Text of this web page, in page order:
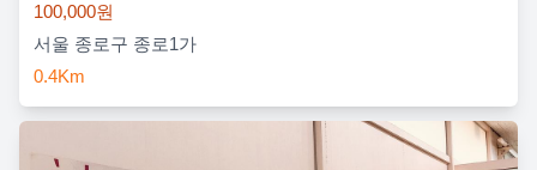
100,000원
서울 종로구 종로1가
0.4Km